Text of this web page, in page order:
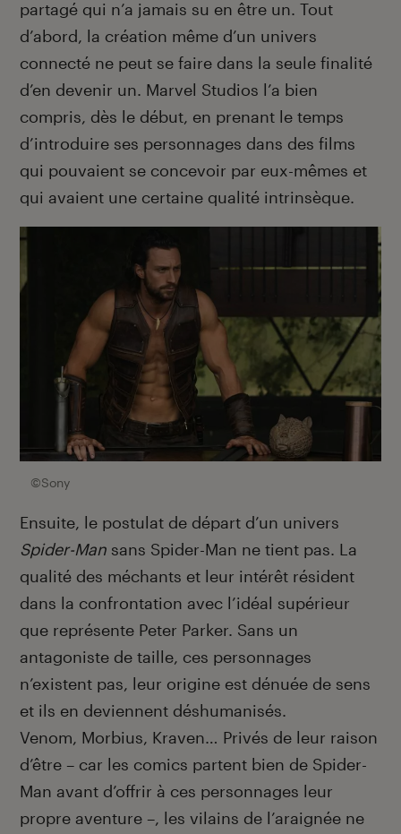
partagé qui n’a jamais su en être un. Tout
d’abord, la création même d’un univers
connecté ne peut se faire dans la seule finalité
d’en devenir un. Marvel Studios l’a bien
compris, dès le début, en prenant le temps
d’introduire ses personnages dans des films
qui pouvaient se concevoir par eux-mêmes et
qui avaient une certaine qualité intrinsèque.
©Sony
Ensuite, le postulat de départ d’un univers
Spider-Man sans Spider-Man ne tient pas. La
qualité des méchants et leur intérêt résident
dans la confrontation avec l’idéal supérieur
que représente Peter Parker. Sans un
antagoniste de taille, ces personnages
n’existent pas, leur origine est dénuée de sens
et ils en deviennent déshumanisés.
Venom, Morbius, Kraven… Privés de leur raison
d’être – car les comics partent bien de Spider-
Man avant d’offrir à ces personnages leur
propre aventure –, les vilains de l’araignée ne